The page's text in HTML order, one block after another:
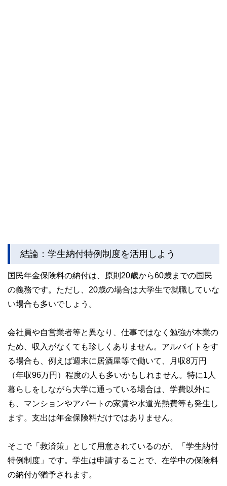
結論：学生納付特例制度を活用しよう
国民年金保険料の納付は、原則20歳から60歳までの国民
の義務です。ただし、20歳の場合は大学生で就職していな
い場合も多いでしょう。
会社員や自営業者等と異なり、仕事ではなく勉強が本業の
ため、収入がなくても珍しくありません。アルバイトをす
る場合も、例えば週末に居酒屋等で働いて、月収8万円
（年収96万円）程度の人も多いかもしれません。特に1人
暮らしをしながら大学に通っている場合は、学費以外に
も、マンションやアパートの家賃や水道光熱費等も発生し
ます。支出は年金保険料だけではありません。
そこで「救済策」として用意されているのが、「学生納付
特例制度」です。学生は申請することで、在学中の保険料
の納付が猶予されます。